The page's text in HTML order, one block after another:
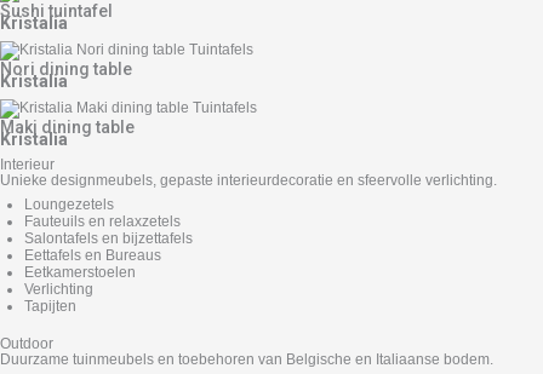
Sushi tuintafel
Kristalia
Nori dining table
Kristalia
Maki dining table
Kristalia
Interieur
Unieke designmeubels, gepaste interieurdecoratie en sfeervolle verlichting.
Loungezetels
Fauteuils en relaxzetels
Salontafels en bijzettafels
Eettafels en Bureaus
Eetkamerstoelen
Verlichting
Tapijten
Outdoor
Duurzame tuinmeubels en toebehoren van Belgische en Italiaanse bodem.